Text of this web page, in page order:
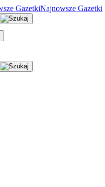
Najnowsze Gazetki